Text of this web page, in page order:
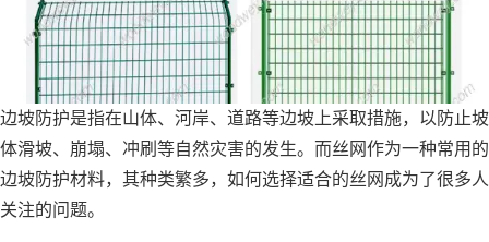
边坡防护是指在山体、河岸、道路等边坡上采取措施，以防止坡
体滑坡、崩塌、冲刷等自然灾害的发生。而丝网作为一种常用的
边坡防护材料，其种类繁多，如何选择适合的丝网成为了很多人
关注的问题。